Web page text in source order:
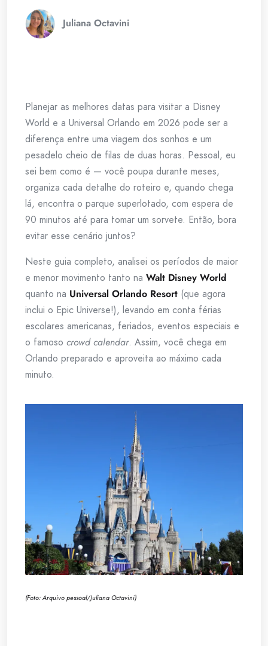
Juliana Octavini
Planejar as melhores datas para visitar a Disney
World e a Universal Orlando em 2026 pode ser a
diferença entre uma viagem dos sonhos e um
pesadelo cheio de filas de duas horas. Pessoal, eu
sei bem como é — você poupa durante meses,
organiza cada detalhe do roteiro e, quando chega
lá, encontra o parque superlotado, com espera de
90 minutos até para tomar um sorvete. Então, bora
evitar esse cenário juntos?
Neste guia completo, analisei os períodos de maior
e menor movimento tanto na Walt Disney World
quanto na Universal Orlando Resort (que agora
inclui o Epic Universe!), levando em conta férias
escolares americanas, feriados, eventos especiais e
o famoso crowd calendar. Assim, você chega em
Orlando preparado e aproveita ao máximo cada
minuto.
(Foto: Arquivo pessoal/Juliana Octavini)